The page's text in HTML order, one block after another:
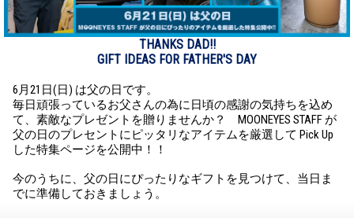
THANKS DAD!!
GIFT IDEAS FOR FATHER'S DAY
6月21日(日) は父の日です。
毎日頑張っているお父さんの為に日頃の感謝の気持ちを込め
て、素敵なプレゼントを贈りませんか？ MOONEYES STAFF が
父の日のプレセントにピッタリなアイテムを厳選して Pick Up
した特集ページを公開中！！
今のうちに、父の日にぴったりなギフトを見つけて、当日ま
でに準備しておきましょう。